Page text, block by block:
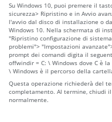
Su Windows 10, puoi premere il
sicurezza> Ripristino e in Avvio
l'avvio dal disco di installazione o
Windows 10. Nella schermata di
"Ripristino configurazione di
problemi"> "Impostazioni
prompt dei comandi digita il
offwindir = C: \ Windows dove C è
\ Windows è il percorso della
Questa operazione richiederà del
completamento. Al termine, chiudi
normalmente.